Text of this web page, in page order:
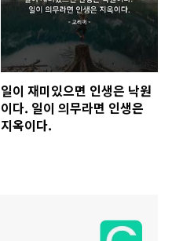
일이 재미있으면 인생은 낙원
이다. 일이 의무라면 인생은
지옥이다.